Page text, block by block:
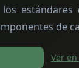
estándares
de
Ver